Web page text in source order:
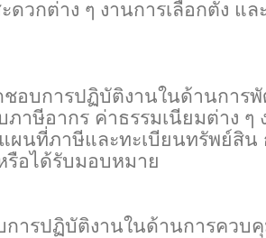
กต่าง ๆ งานการเลือกตั้ง แล
ารปฏิบัติงานในด้านการพัฒ
ษีอากร ค่าธรรมเนียมต่าง ๆ
ผนที่ภาษีและทะเบียนทรัพย์สิน
รือได้รับมอบหมาย
ฏิบัติงานในด้านการควบคุ